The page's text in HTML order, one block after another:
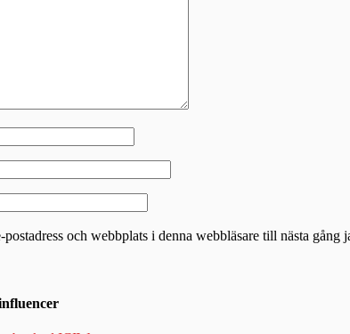
och webbplats i denna webbläsare till nästa gång